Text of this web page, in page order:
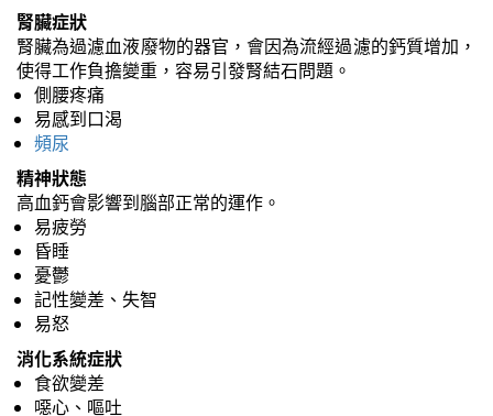
腎臟症狀
腎臟為過濾血液廢物的器官，會因為流經過濾的鈣質增加，
使得工作負擔變重，容易引發腎結石問題。
側腰疼痛
易感到口渴
頻尿
精神狀態
高血鈣會影響到腦部正常的運作。
易疲勞
昏睡
憂鬱
記性變差、失智
易怒
消化系統症狀
食欲變差
噁心、嘔吐